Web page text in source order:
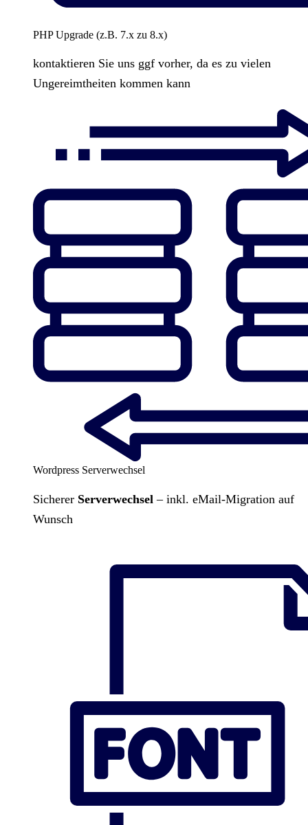
PHP Upgrade (z.B. 7.x zu 8.x)
kontaktieren Sie uns ggf vorher, da es zu vielen
Ungereimtheiten kommen kann
Wordpress Serverwechsel
Sicherer Serverwechsel – inkl. eMail-Migration auf
Wunsch